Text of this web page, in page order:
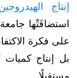
إنتاج
استضافَتْها
على فكرة
بل إنتاج
مستقبلًا.